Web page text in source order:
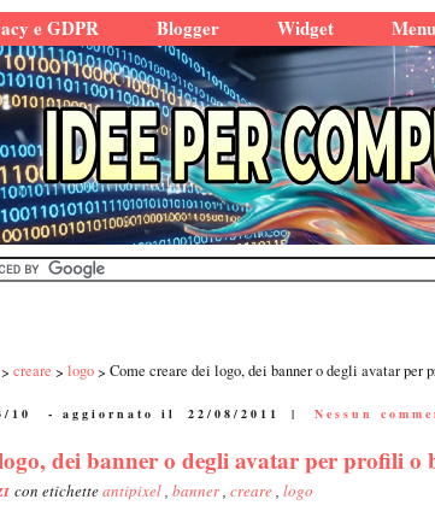
e GDPR Blogger Widget Menu
creare logo Come creare dei logo, dei banner o degli avatar per
10 - aggiornato il 22/08/2011 | Nessun
dei banner o degli avatar per profili o
con etichetteantipixel, banner, creare, logo